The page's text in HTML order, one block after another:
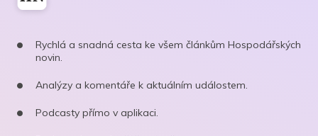
Rychlá a snadná cesta ke všem článkům Hospodářských
novin.
Analýzy a komentáře k aktuálním událostem.
Podcasty přímo v aplikaci.